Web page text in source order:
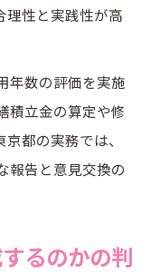
理性と実践性が高
年数の評価を実施
積立金の算定や修
都の実務では、
報告と意見交換の
るのかの判